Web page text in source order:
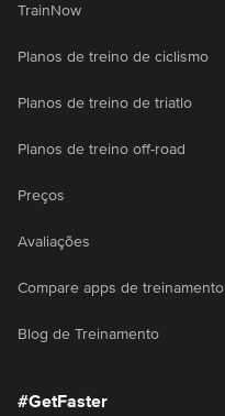
TrainNow
Planos de treino de ciclismo
Planos de treino de triatlo
Planos de treino off-road
Preços
Avaliações
Compare apps de treinamento
Blog de Treinamento
#GetFaster